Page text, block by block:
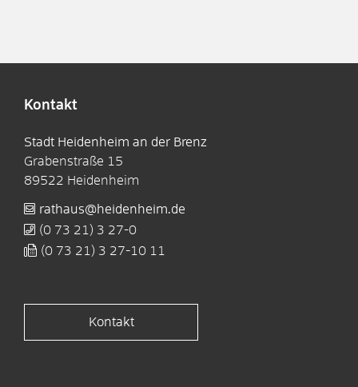
Kontakt
Stadt Heidenheim an der Brenz
Grabenstraße 15
89522 Heidenheim
rathaus@heidenheim.de
(0 73 21) 3 27-0
(0 73 21) 3 27-10 11
Kontakt